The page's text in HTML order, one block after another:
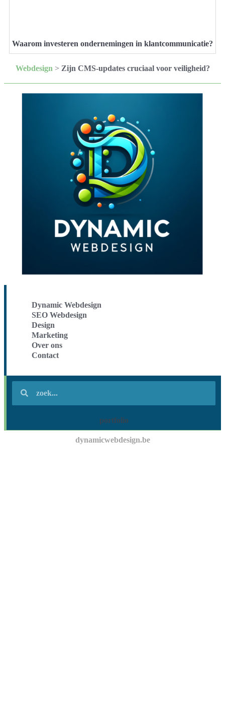
Waarom investeren ondernemingen in klantcommunicatie?
Webdesign > Zijn CMS-updates cruciaal voor veiligheid?
Dynamic Webdesign
SEO Webdesign
Design
Marketing
Over ons
Contact
portfolio
dynamicwebdesign.be